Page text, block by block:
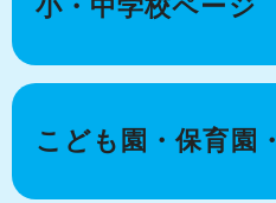
小・中学校ページ
こども園・保育園